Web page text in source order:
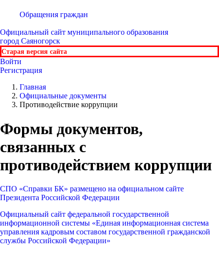
Обращения граждан
Официальный сайт муниципального образования
город Саяногорск
Старая версия сайта
Войти
Регистрация
Главная
Официальные документы
Противодействие коррупции
Формы документов,
связанных с
противодействием коррупции
СПО «Справки БК» размещено на официальном сайте
Президента Российской Федерации
Официальный сайт федеральной государственной
информационной системы «Единая информационная система
управления кадровым составом государственной гражданской
службы Российской Федерации»